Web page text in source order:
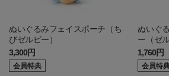
ぬいぐるみフェイスポーチ（ち
びゼルビー）
3,300円
会員特典
ぬいぐ
ー（ゼ
1,760円
会員特